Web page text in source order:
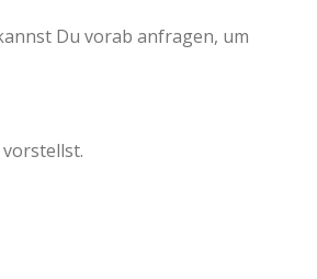
Du vorab anfragen, um